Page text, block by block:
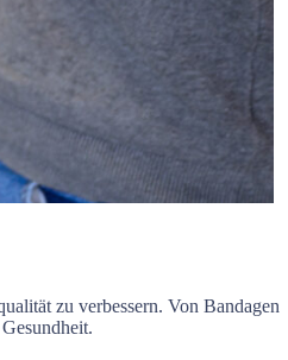
zu verbessern. Von Bandagen